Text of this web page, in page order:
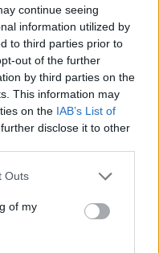
continue seeing
information utilized by
to third parties prior to
out of the further
by third parties on the
This information may
on the IAB’s List of
disclose it to other
one or more Google
You may click to
its third-party tags to
in below Google
Outs
of my
marketing tipp egy
jól illeszkedik az
tervez,
a
a
mód lehet a
szerez az osb lap
Az osb lap
kínál a